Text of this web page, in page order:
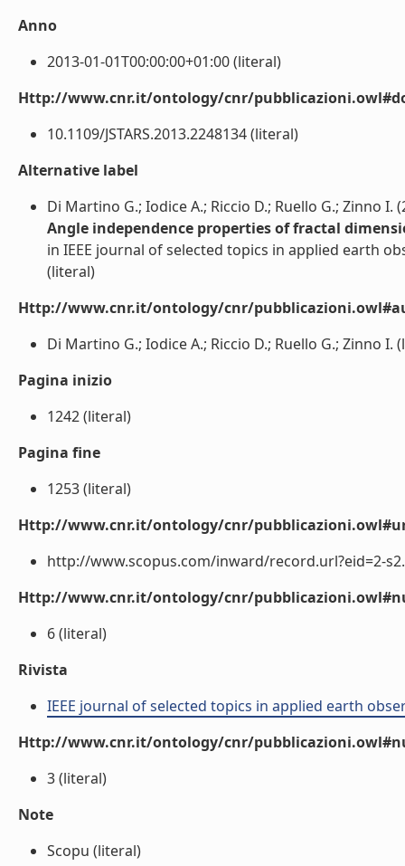
Anno
2013-01-01T00:00:00+01:00 (literal)
Http://www.cnr.it/ontology/cnr/
10.1109/JSTARS.2013.2248134 (literal)
Alternative label
Di Martino G.; Iodice A.; Riccio D.; Ruello G.; Zinno I.
Angle independence properties of fractal
in IEEE journal of selected topics in applied earth
(literal)
Http://www.cnr.it/ontology/cnr/
Di Martino G.; Iodice A.; Riccio D.; Ruello G.; Zinno I.
Pagina inizio
1242 (literal)
Pagina fine
1253 (literal)
Http://www.cnr.it/ontology/cnr/
http://www.scopus.com/inward/record.url?eid=2-
Http://www.cnr.it/ontology/cnr/
6 (literal)
Rivista
IEEE journal of selected topics in applied earth
Http://www.cnr.it/ontology/cnr/
3 (literal)
Note
Scopu (literal)